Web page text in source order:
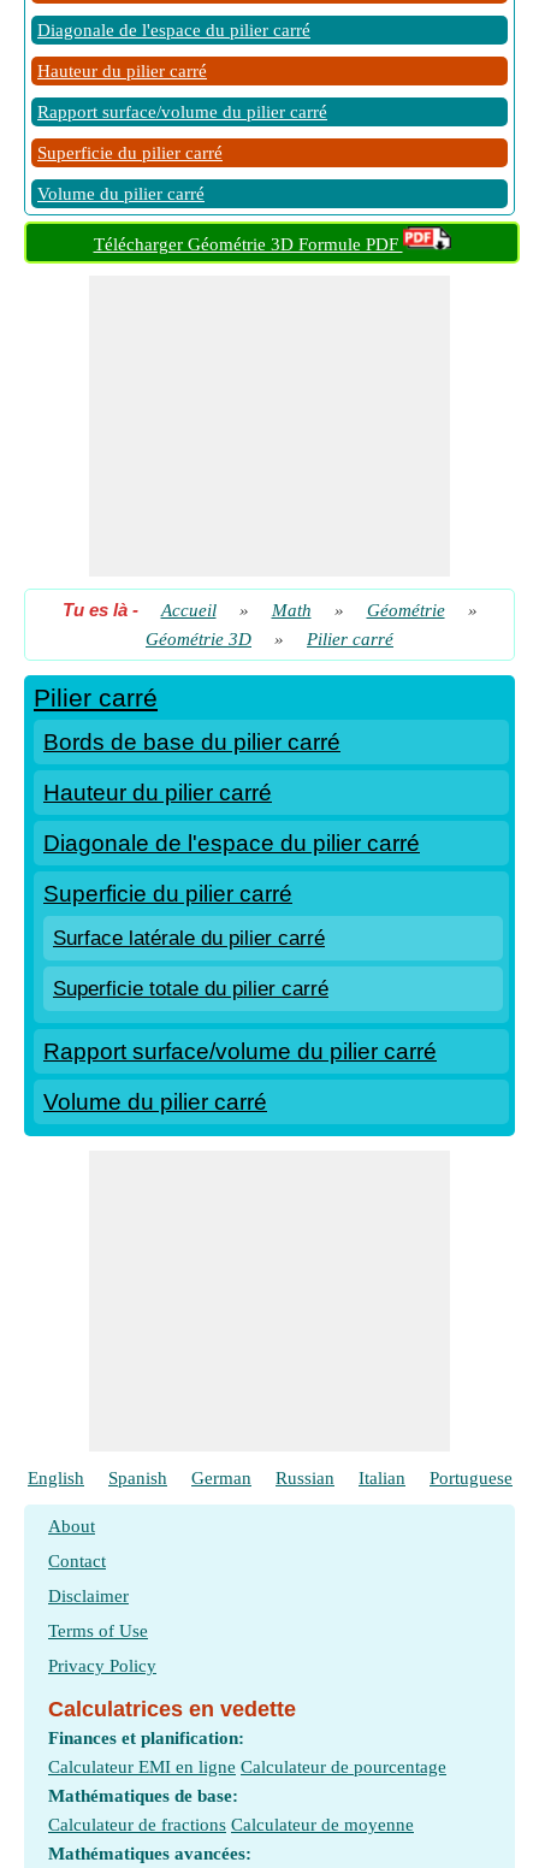
Diagonale de l'espace du pilier carré
Hauteur du pilier carré
Rapport surface/volume du pilier carré
Superficie du pilier carré
Volume du pilier carré
Télécharger Géométrie 3D Formule PDF
Tu es là- Accueil » Math » Géométrie
»
Géométrie 3D
» Pilier carré
Pilier carré
Bords de base du pilier carré
Hauteur du pilier carré
Diagonale de l'espace du pilier carré
Superficie du pilier carré
Surface latérale du pilier carré
Superficie totale du pilier carré
Rapport surface/volume du pilier carré
Volume du pilier carré
English Spanish German Russian Italian Portuguese
About
Contact
Disclaimer
Terms of Use
Privacy Policy
Calculatrices en vedette
Finances et planification:
Calculateur EMI en ligne Calculateur de pourcentage
Mathématiques de base:
Calculateur de fractions Calculateur de moyenne
Mathématiques avancées: